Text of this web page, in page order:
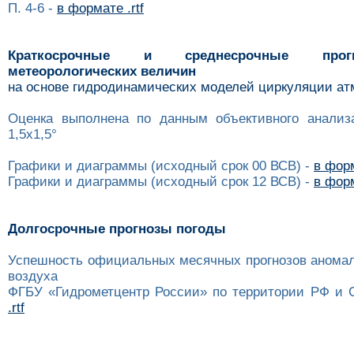
П. 4-6 - в формате .rtf
Краткосрочные и среднесрочные
метеорологических величин
на основе гидродинамических моделей циркуляции
Оценка выполнена по данным объективного
1,5x1,5°
Графики и диаграммы (исходный срок 00 ВСВ) - в
Графики и диаграммы (исходный срок 12 ВСВ) - в
Долгосрочные прогнозы погоды
Успешность официальных месячных прогнозов
воздуха
ФГБУ «Гидрометцентр России» по территории РФ
.rtf